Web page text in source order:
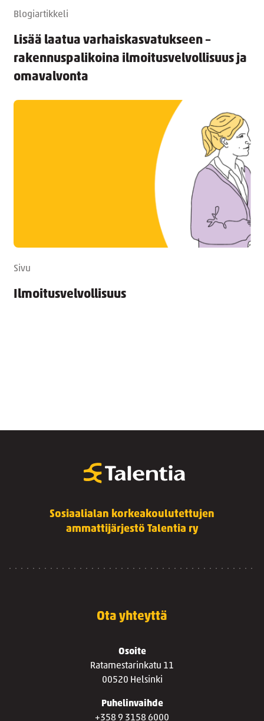
Blogiartikkeli
Lisää laatua varhaiskasvatukseen –
rakennuspalikoina ilmoitusvelvollisuus ja
omavalvonta
Sivu
Ilmoitusvelvollisuus
Sosiaalialan korkeakoulutettujen
ammattijärjestö Talentia ry
Ota yhteyttä
Osoite
Ratamestarinkatu 11
00520 Helsinki
Puhelinvaihde
+358 9 3158 6000